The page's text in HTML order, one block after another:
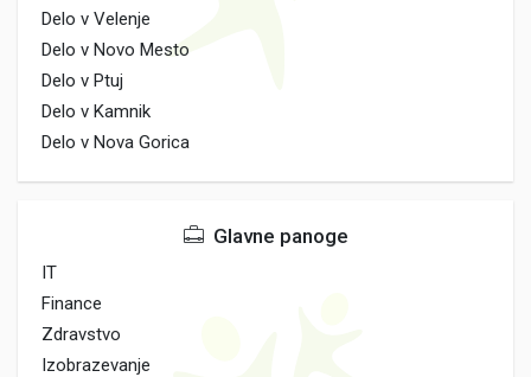
Delo v Velenje
Delo v Novo Mesto
Delo v Ptuj
Delo v Kamnik
Delo v Nova Gorica
Glavne panoge
IT
Finance
Zdravstvo
Izobrazevanje